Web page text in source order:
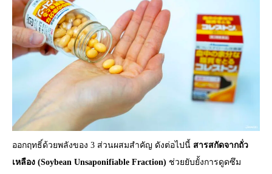
ออกฤทธิ์ด้วยพลังของ 3 ส่วนผสมสำคัญ ดังต่อไปนี้ สารสกัดจากถั่ว
เหลือง (Soybean Unsaponifiable Fraction) ช่วยยับยั้งการดูดซึม